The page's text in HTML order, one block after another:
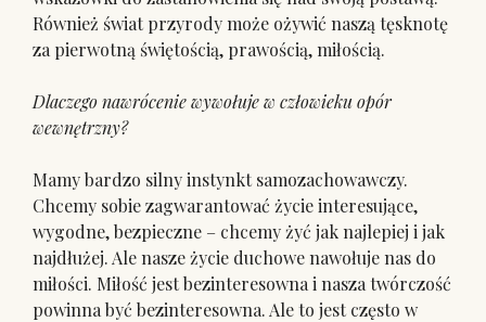
Również świat przyrody może ożywić naszą tęsknotę
za pierwotną świętością, prawością, miłością.
Dlaczego nawrócenie wywołuje w człowieku opór
wewnętrzny?
Mamy bardzo silny instynkt samozachowawczy.
Chcemy sobie zagwarantować życie interesujące,
wygodne, bezpieczne – chcemy żyć jak najlepiej i jak
najdłużej. Ale nasze życie duchowe nawołuje nas do
miłości. Miłość jest bezinteresowna i nasza twórczość
powinna być bezinteresowna. Ale to jest często w